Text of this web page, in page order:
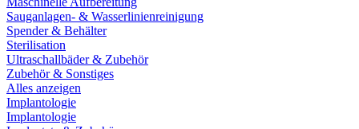
Sauganlagen- & Wasserlinienreinigung
Spender & Behälter
Sterilisation
Ultraschallbäder & Zubehör
Zubehör & Sonstiges
Alles anzeigen
Implantologie
Implantologie